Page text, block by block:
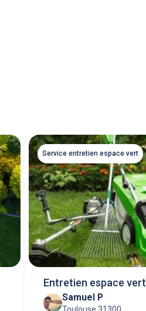
Service entretien espace vert
Entretien espace vert
Samuel P